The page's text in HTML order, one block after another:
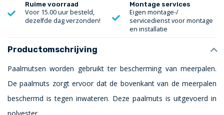
Ruime voorraad
Voor 15.00 uur besteld,
dezelfde dag verzonden!
Montage services
Eigen montage-/
servicedienst voor montage
en installatie
Productomschrijving
Paalmutsen worden gebruikt ter bescherming van meerpalen.
De paalmuts zorgt ervoor dat de bovenkant van de meerpalen
beschermd is tegen inwateren. Deze paalmuts is uitgevoerd in